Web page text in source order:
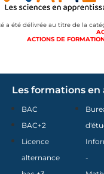
a été délivrée au titre de la
ACTIONS DE
Les formations en
BAC
BAC+2
Licence
alternance
-